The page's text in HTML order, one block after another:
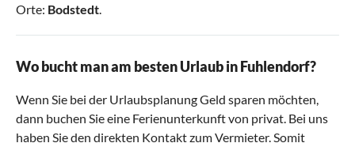
Orte: Bodstedt
Wo bucht man am besten Urlaub in Fuhlendorf?
Wenn Sie bei der Urlaubsplanung Geld sparen möchten,
dann buchen Sie eine Ferienunterkunft von privat. Bei uns
haben Sie den direkten Kontakt zum Vermieter. Somit